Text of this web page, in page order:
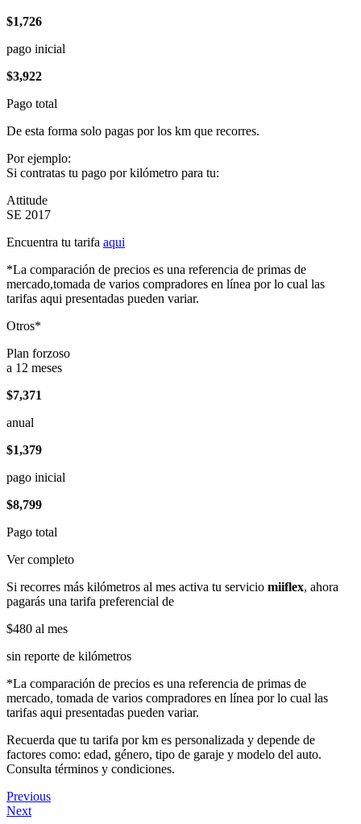
$1,726
pago inicial
$3,922
Pago total
De esta forma solo pagas por los km que recorres.
Por ejemplo:
Si contratas tu pago por kilómetro para tu:
Attitude
SE 2017
Encuentra tu tarifa aqui
*La comparación de precios es una referencia de primas de
mercado,tomada de varios compradores en línea por lo cual las
tarifas aqui presentadas pueden variar.
Otros*
Plan forzoso
a 12 meses
$7,371
anual
$1,379
pago inicial
$8,799
Pago total
Ver completo
Si recorres más kilómetros al mes activa tu servicio miiflex, ahora
pagarás una tarifa preferencial de
$480 al mes
sin reporte de kilómetros
*La comparación de precios es una referencia de primas de
mercado, tomada de varios compradores en línea por lo cual las
tarifas aqui presentadas pueden variar.
Recuerda que tu tarifa por km es personalizada y depende de
factores como: edad, género, tipo de garaje y modelo del auto.
Consulta términos y condiciones.
Previous
Next